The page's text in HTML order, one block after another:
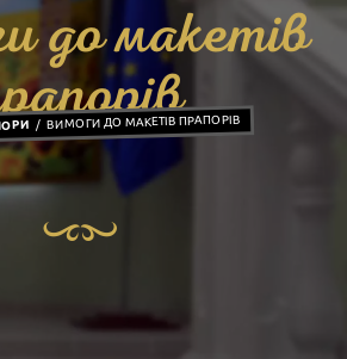
до макетів
ВИМОГИ ДО МАКЕТІВ ПРАПОРІВ